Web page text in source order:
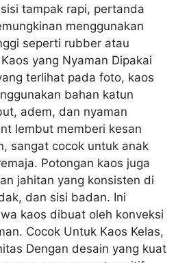
tampak rapi, pertanda
menggunakan
seperti rubber atau
yang Nyaman Dipakai
terlihat pada foto, kaos
bahan katun
adem, dan nyaman
lembut memberi kesan
sangat cocok untuk anak
Potongan kaos juga
jahitan yang konsisten di
dan sisi badan. Ini
kaos dibuat oleh konveksi
Cocok Untuk Kaos Kelas,
Dengan desain yang kuat